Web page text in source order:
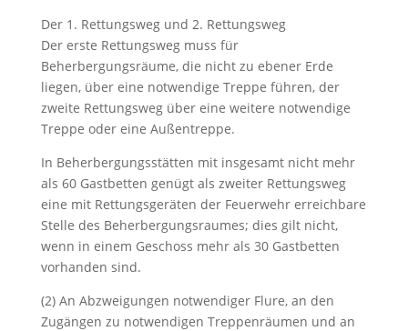
Der 1. Rettungsweg und 2. Rettungsweg
Der erste Rettungsweg muss für
Beherbergungsräume, die nicht zu ebener Erde
liegen, über eine notwendige Treppe führen, der
zweite Rettungsweg über eine weitere notwendige
Treppe oder eine Außentreppe.
In Beherbergungsstätten mit insgesamt nicht mehr
als 60 Gastbetten genügt als zweiter Rettungsweg
eine mit Rettungsgeräten der Feuerwehr erreichbare
Stelle des Beherbergungsraumes; dies gilt nicht,
wenn in einem Geschoss mehr als 30 Gastbetten
vorhanden sind.
(2) An Abzweigungen notwendiger Flure, an den
Zugängen zu notwendigen Treppenräumen und an